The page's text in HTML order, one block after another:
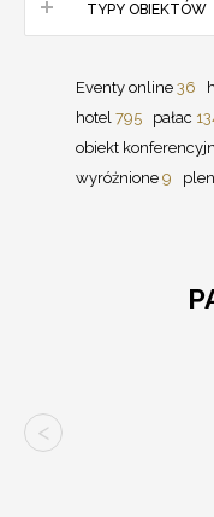
TYPY OBIEKTÓW
Eventy online 36
hotel 795 pałac
obiekt
wyróżnione 9